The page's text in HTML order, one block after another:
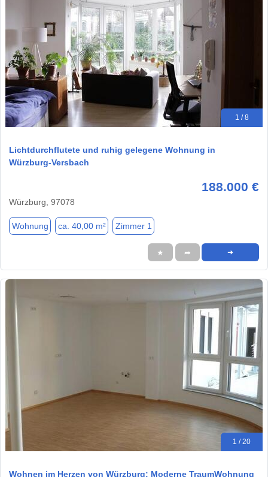
1 / 8
Lichtdurchflutete und ruhig gelegene Wohnung in
Würzburg-Versbach
188.000 €
Würzburg, 97078
Wohnung ca. 40,00 m² Zimmer 1
★ ➦ ➜
1 / 20
Wohnen im Herzen von Würzburg: Moderne TraumWohnung